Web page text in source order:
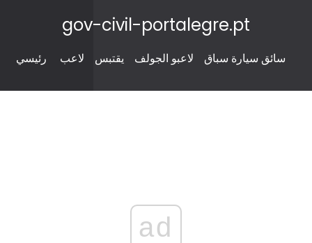
gov-civil-portalegre.pt
رئيسي لاعب يقتبس لاعبو الجولف سائق سيارة سباق
ad